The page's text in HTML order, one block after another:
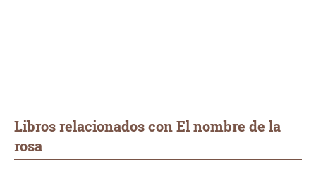
Libros relacionados con El nombre de la
rosa